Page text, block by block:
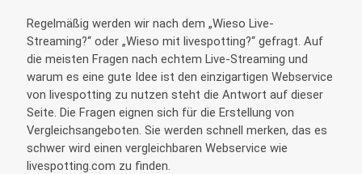
Regelmäßig werden wir nach dem „Wieso Live-
Streaming?“ oder „Wieso mit livespotting?“ gefragt. Auf
die meisten Fragen nach echtem Live-Streaming und
warum es eine gute Idee ist den einzigartigen Webservice
von livespotting zu nutzen steht die Antwort auf dieser
Seite. Die Fragen eignen sich für die Erstellung von
Vergleichsangeboten. Sie werden schnell merken, das es
schwer wird einen vergleichbaren Webservice wie
livespotting.com zu finden.